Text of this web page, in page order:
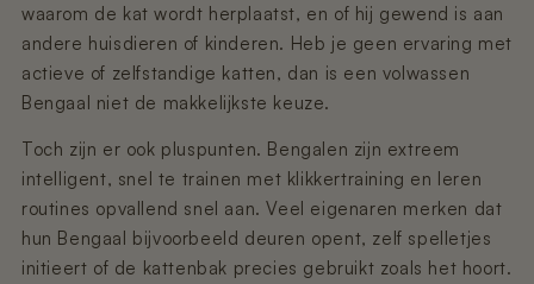
waarom de kat wordt herplaatst, en of hij gewend is aan
andere huisdieren of kinderen. Heb je geen ervaring met
actieve of zelfstandige katten, dan is een volwassen
Bengaal niet de makkelijkste keuze.
Toch zijn er ook pluspunten. Bengalen zijn extreem
intelligent, snel te trainen met klikkertraining en leren
routines opvallend snel aan. Veel eigenaren merken dat
hun Bengaal bijvoorbeeld deuren opent, zelf spelletjes
initieert of de kattenbak precies gebruikt zoals het hoort.